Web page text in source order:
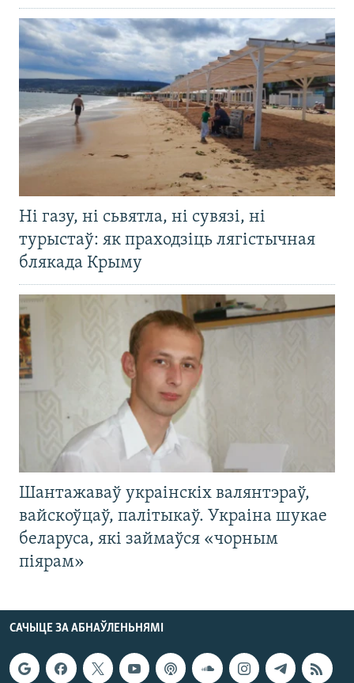
Ні газу, ні сьвятла, ні сувязі, ні
турыстаў: як праходзіць лягістычная
блякада Крыму
Шантажаваў украінскіх валянтэраў,
вайскоўцаў, палітыкаў. Украіна шукае
беларуса, які займаўся «чорным
піярам»
САЧЫЦЕ ЗА АБНАЎЛЕНЬНЯМІ